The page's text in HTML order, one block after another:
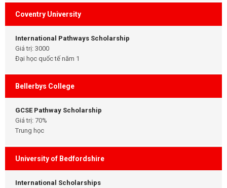
Coventry University
International Pathways Scholarship
Giá trị: 3000
Đại học quốc tế năm 1
Bellerbys College
GCSE Pathway Scholarship
Giá trị: 70%
Trung học
University of Bedfordshire
International Scholarships